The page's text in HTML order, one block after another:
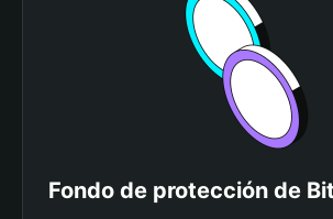
Fondo de protección de